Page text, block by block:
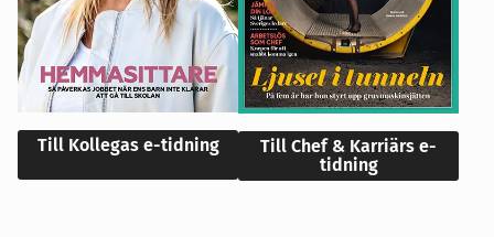
Till Kollegas e-tidning
Till Chef & Karriärs e-
tidning